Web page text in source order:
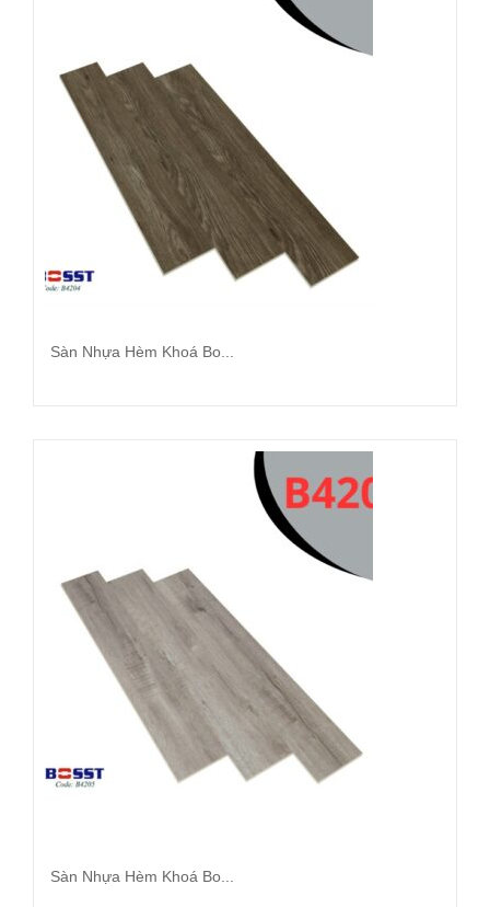
Sàn Nhựa Hèm Khoá Bo...
Sàn Nhựa Hèm Khoá Bo...